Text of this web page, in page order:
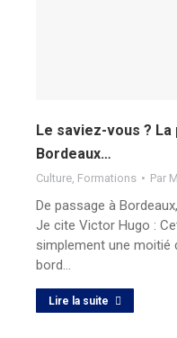
Le saviez-vous ?
Bordeaux…
Culture, Formations Par
De passage à
Je cite Victor Hugo :
simplement une moitié
bord…
Lire la suite